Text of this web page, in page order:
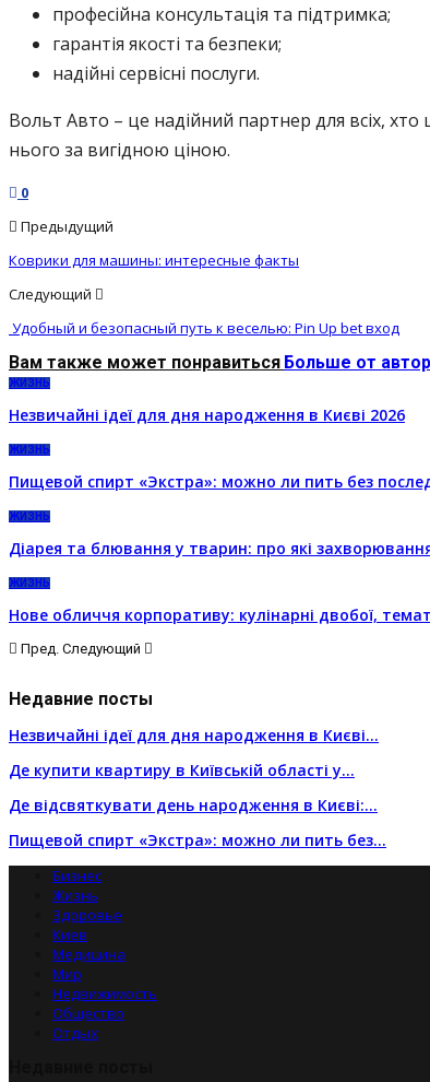
професійна консультація та підтримка;
гарантія якості та безпеки;
надійні сервісні послуги.
Вольт Авто – це надійний партнер для всіх, хто
нього за вигідною ціною.
0
Предыдущий
Коврики для машины: интересные факты
Следующий
Удобный и безопасный путь к веселью: Pin Up bet вход
Вам также может понравиться Больше от
ЖИЗНЬ
Незвичайні ідеї для дня народження в Києві 2026
ЖИЗНЬ
Пищевой спирт «Экстра»: можно ли пить без
ЖИЗНЬ
Діарея та блювання у тварин: про які
ЖИЗНЬ
Нове обличчя корпоративу: кулінарні двобої,
Пред. Следующий
Недавние посты
Незвичайні ідеї для дня народження в Києві…
Де купити квартиру в Київській області у…
Де відсвяткувати день народження в Києві:…
Пищевой спирт «Экстра»: можно ли пить без…
Бизнес
Жизнь
Здоровье
Киев
Медицина
Мир
Недвижимость
Общество
Отдых